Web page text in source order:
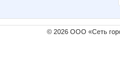
© 2026 ООО «Сеть